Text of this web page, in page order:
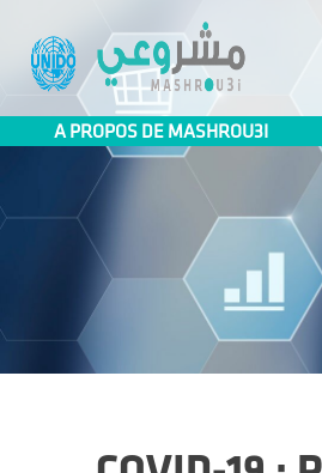
Mashrou3i
A PROPOS DE MASHROU3I